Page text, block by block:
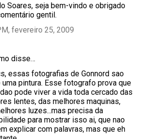
Soares, seja bem-vindo e obrigado
gentil.
fevereiro 25, 2009
disse…
essas fotografias de Gonnord sao
uma pintura. Esse fotografo prova que
pode viver a vida toda cercado das
lentes, das melhores maquinas,
luzes...mas precisa da
para mostrar isso ai, que nao
explicar com palavras, mas que eh